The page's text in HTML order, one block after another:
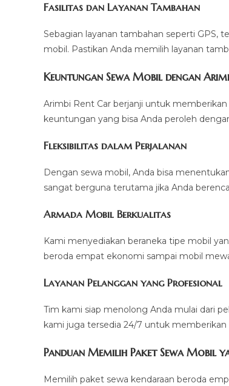
Fasilitas dan Layanan Tambahan
Sebagian layanan tambahan seperti GPS,
mobil. Pastikan Anda memilih layanan
Keuntungan Sewa Mobil dengan
Arimbi Rent Car berjanji untuk
keuntungan yang bisa Anda peroleh
Fleksibilitas dalam Perjalanan
Dengan sewa mobil, Anda bisa
sangat berguna terutama jika Anda
Armada Mobil Berkualitas
Kami menyediakan beraneka tipe mobil
beroda empat ekonomi sampai mobil
Layanan Pelanggan yang Profesional
Tim kami siap menolong Anda mulai dari
kami juga tersedia 24/7 untuk
Panduan Memilih Paket Sewa Mobil
Memilih paket sewa kendaraan beroda